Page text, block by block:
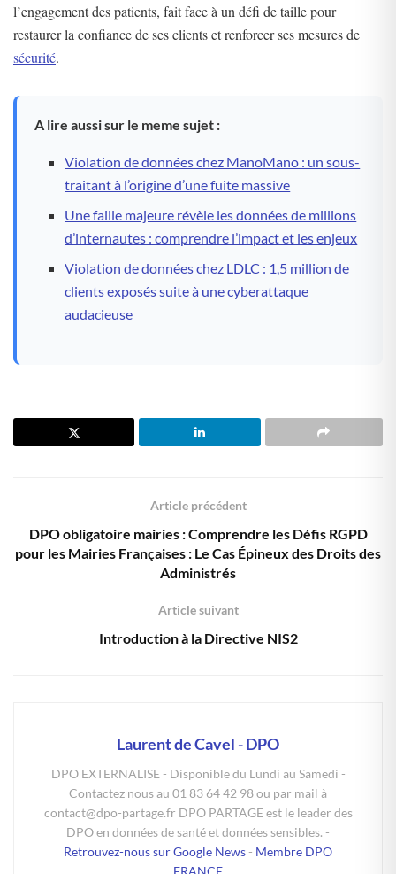
l’engagement des patients, fait face à un défi de taille pour
restaurer la confiance de ses clients et renforcer ses mesures de
sécurité.
A lire aussi sur le meme sujet :
Violation de données chez ManoMano : un sous-
traitant à l’origine d’une fuite massive
Une faille majeure révèle les données de millions
d’internautes : comprendre l’impact et les enjeux
Violation de données chez LDLC : 1,5 million de
clients exposés suite à une cyberattaque
audacieuse
Article précédent
DPO obligatoire mairies : Comprendre les Défis RGPD
pour les Mairies Françaises : Le Cas Épineux des Droits des
Administrés
Article suivant
Introduction à la Directive NIS2
Laurent de Cavel - DPO
DPO EXTERNALISE - Disponible du Lundi au Samedi -
Contactez nous au 01 83 64 42 98 ou par mail à
contact@dpo-partage.fr DPO PARTAGE est le leader des
DPO en données de santé et données sensibles. -
Retrouvez-nous sur Google News- Membre DPO
FRANCE